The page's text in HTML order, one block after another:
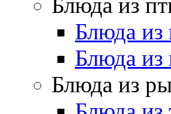
Блюда
Блюда из
Блюда из